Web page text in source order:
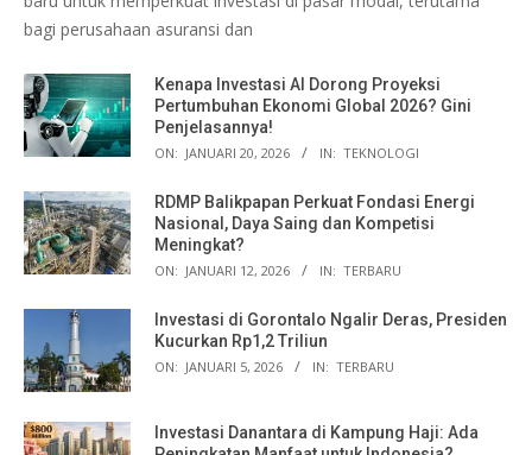
bagi perusahaan asuransi dan
Kenapa Investasi AI Dorong Proyeksi
Pertumbuhan Ekonomi Global 2026? Gini
Penjelasannya!
ON: JANUARI 20, 2026 IN: TEKNOLOGI
RDMP Balikpapan Perkuat Fondasi Energi
Nasional, Daya Saing dan Kompetisi
Meningkat?
ON: JANUARI 12, 2026 IN: TERBARU
Investasi di Gorontalo Ngalir Deras, Presiden
Kucurkan Rp1,2 Triliun
ON: JANUARI 5, 2026 IN: TERBARU
Investasi Danantara di Kampung Haji: Ada